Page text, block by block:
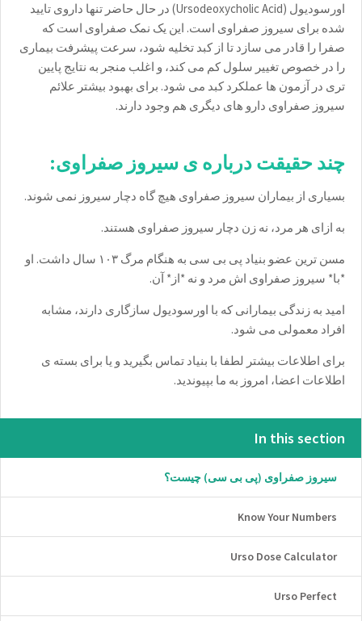
اورسودیول (Ursodeoxycholic Acid) در حال حاضر تنها داروی تایید
شده برای سیروز صفراوی است. این یک نمک صفراوی است که
صفرا را قادر می سازد تا از کبد تخلیه شود، سرعت پیشرفت بیماری
را در خصوص تغییر سلول کم می کند، و اغلب منجر به نتایج پایین
تری در آزمون ها عملکرد کبد می شود. برای بهبود بیشتر علائم
سیروز صفراوی دارو های دیگری هم وجود دارند.
چند حقیقت درباره ی سیروز صفراوی:
بسیاری از بیماران سیروز صفراوی هیچ گاه دچار سیروز نمی شوند.
به ازای هر مرد، نه زن دچار سیروز صفراوی هستند.
مسن ترین عضو بنیاد پی بی سی به هنگام مرگ ۱۰۳ سال داشت. او
*با* سیروز صفراوی اش مرد و نه *از* آن.
امید به زندگی بیمارانی که با اورسودیول سازگاری دارند، مشابه
افراد معمولی می شود.
برای اطلاعات بیشتر لطفا با بنیاد تماس بگیرید و یا برای بسته ی
اطلاعات اعضا، امروز به ما بپیوندید.
In this section
سیروز صفراوی (پی بی سی) چیست؟
Know Your Numbers
Urso Dose Calculator
Urso Perfect